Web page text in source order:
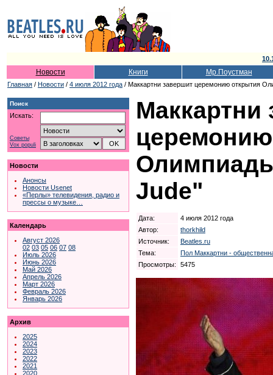
Новости Книги Мр.Поустман
Главная / Новости / 4 июля 2012 года / Маккартни завершит церемонию открытия
Поиск
Искать:
Советы
Vox populi
Новости
Анонсы
Новости Usenet
«Перлы» телевидения, радио и
прессы о музыке…
Календарь
Август 2026
02 03 05 06 07 08
Июль 2026
Июнь 2026
Май 2026
Апрель 2026
Март 2026
Февраль 2026
Январь 2026
Архив
2025
2024
2023
2022
2021
2020
Маккартни
Jude"
Дата:
4 июля 2012 года
Автор:
thorkhild
Источник:
Beatles.ru
Тема:
Пол Маккартни -
Просмотры:
5475